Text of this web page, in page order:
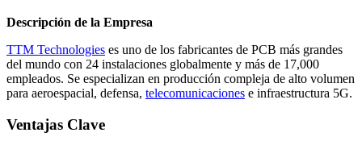
Descripción de la Empresa
TTM Technologies es uno de los fabricantes de PCB más grandes
del mundo con 24 instalaciones globalmente y más de 17,000
empleados. Se especializan en producción compleja de alto volumen
para aeroespacial, defensa, telecomunicaciones e infraestructura 5G.
Ventajas Clave